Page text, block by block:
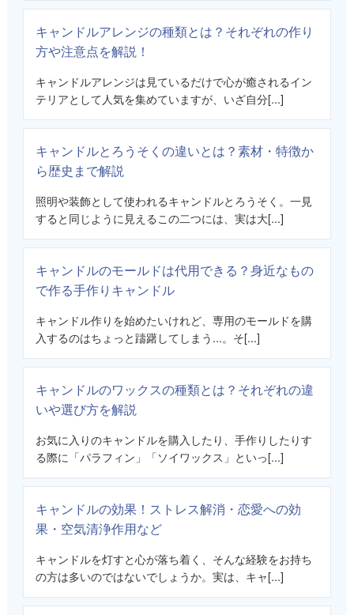
キャンドルアレンジの種類とは？それぞれの作り
方や注意点を解説！
キャンドルアレンジは見ているだけで心が癒されるイン
テリアとして人気を集めていますが、いざ自分[...]
キャンドルとろうそくの違いとは？素材・特徴か
ら歴史まで解説
照明や装飾として使われるキャンドルとろうそく。一見
すると同じように見えるこの二つには、実は大[...]
キャンドルのモールドは代用できる？身近なもの
で作る手作りキャンドル
キャンドル作りを始めたいけれど、専用のモールドを購
入するのはちょっと躊躇してしまう...。そ[...]
キャンドルのワックスの種類とは？それぞれの違
いや選び方を解説
お気に入りのキャンドルを購入したり、手作りしたりす
る際に「パラフィン」「ソイワックス」といっ[...]
キャンドルの効果！ストレス解消・恋愛への効
果・空気清浄作用など
キャンドルを灯すと心が落ち着く、そんな経験をお持ち
の方は多いのではないでしょうか。実は、キャ[...]